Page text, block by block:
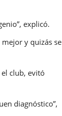
explicó.
y quizás se
club, evitó
diagnóstico”,